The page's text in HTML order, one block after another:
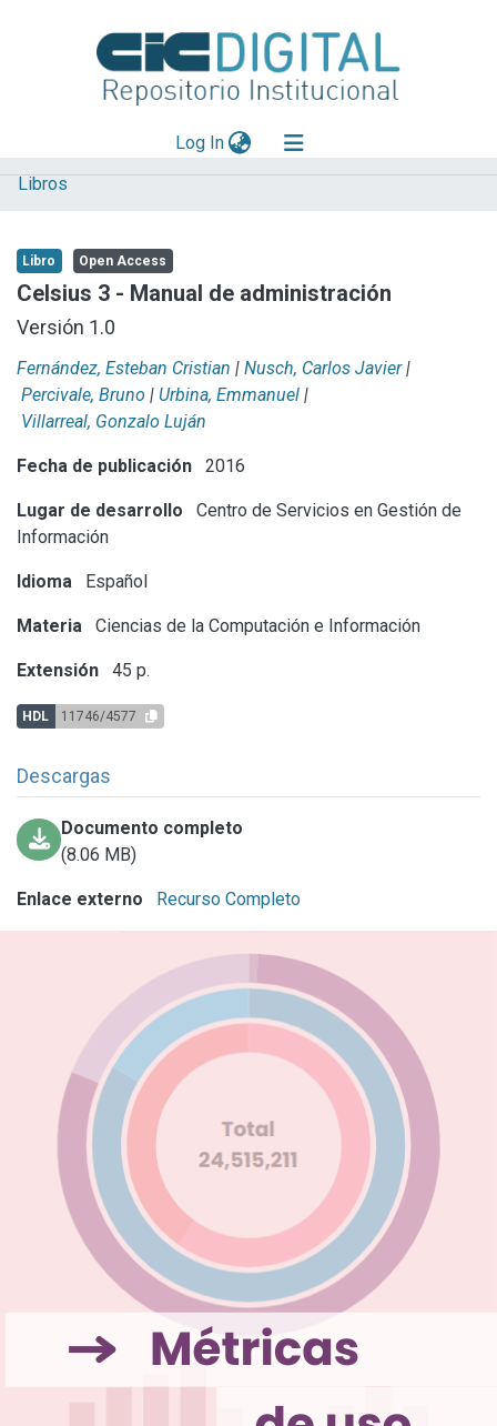
Log In(current)
Explorar
Aportar material
Statistics
Libros
Libro Open Access
Celsius 3 - Manual de administración
Versión 1.0
Fernández, Esteban Cristian | Nusch, Carlos Javier |
Percivale, Bruno | Urbina, Emmanuel |
Villarreal, Gonzalo Luján
Fecha de publicación 2016
Lugar de desarrollo
Centro de Servicios en Gestión de
Información
Idioma Español
Materia Ciencias de la Computación e Información
Extensión 45 p.
HDL 11746/4577
Descargas
Documento completo
(8.06 MB)
Enlace externo Recurso Completo